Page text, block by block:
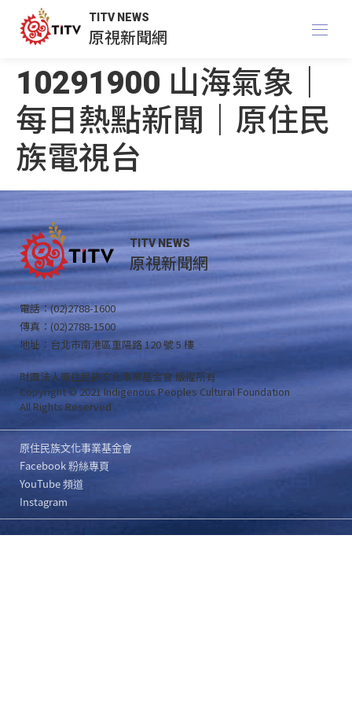
TITV NEWS
原視新聞網
10291900 山海氣象｜
每日熱點新聞｜原住民
族電視台
TITV NEWS
原視新聞網
電話：(02)2788-1600
傳真：(02)2788-1500
地址：台北市南港區重陽路 120 號 5 樓
財團法人原住民族文化事業基金會 版權所有
Copyright © 2021 Indigenous Peoples Cultural Foundation
All Rights Reserved .
原住民族文化事業基金會
Facebook 粉絲專頁
YouTube 頻道
Instagram